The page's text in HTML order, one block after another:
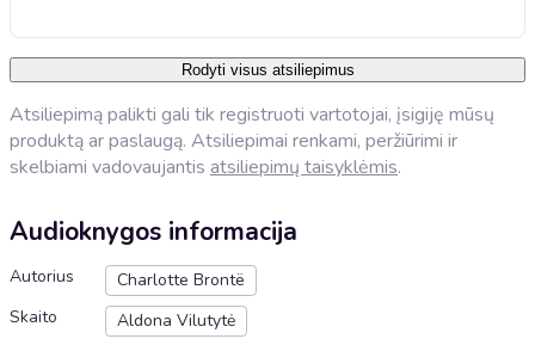
Rodyti visus atsiliepimus
Atsiliepimą palikti gali tik registruoti vartotojai, įsigiję mūsų
produktą ar paslaugą. Atsiliepimai renkami, peržiūrimi ir
skelbiami vadovaujantis atsiliepimų taisyklėmis.
Audioknygos informacija
Autorius
Charlotte Brontë
Skaito
Aldona Vilutytė